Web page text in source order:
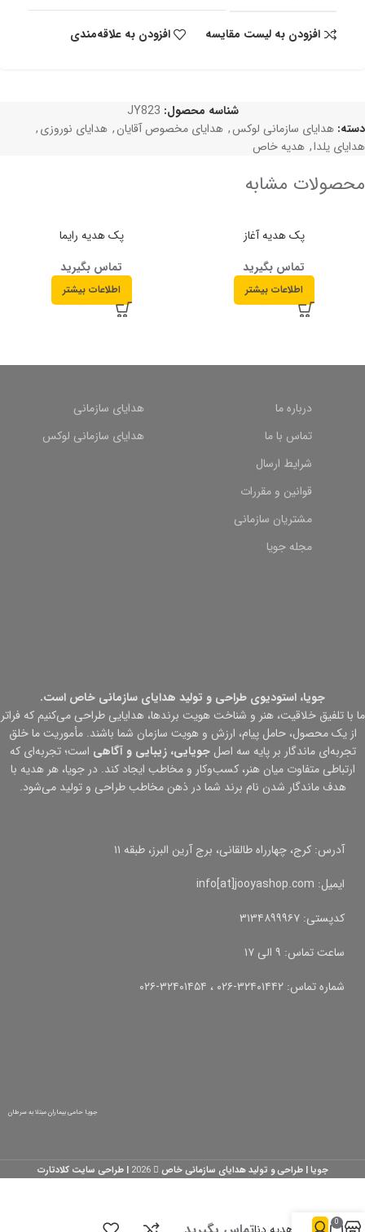
افزودن به لیست مقایسه افزودن به علاقه‌مندی
شناسه محصول: JY823
دسته: هدایای سازمانی لوکس, هدایای مخصوص آقایان, هدایای نوروزی,
هدایای یلدا, هدیه خاص
محصولات مشابه
پک هدیه آغاز
تماس بگیرید
اطلاعات بیشتر
پک هدیه رایما
تماس بگیرید
اطلاعات بیشتر
هدایای سازمانی
هدایای سازمانی لوکس
درباره ما
تماس با ما
شرایط ارسال
قوانین و مقررات
مشتریان سازمانی
مجله جویا
جویا، استودیوی طراحی و تولید هدایای سازمانی خاص است.
ما با تلفیق خلاقیت، هنر و شناخت هویت برندها، هدایایی طراحی می‌کنیم که فراتر
از یک محصول، حامل پیام، ارزش و هویت سازمان شما باشند. مأموریت ما خلق
تجربه‌ای ماندگار بر پایه سه اصلجویایی، زیبایی و آگاهی است؛ تجربه‌ای که
ارتباطی متفاوت میان هنر، کسب‌وکار و مخاطب ایجاد کند. در جویا، هر هدیه با
هدف ماندگار شدن نام برند شما در ذهن مخاطب طراحی و تولید می‌شود.
آدرس: کرج، چهارراه طالقانی، برج آرین البرز، طبقه ۱۱
ایمیل: info[at]jooyashop.com
کدپستی: ۳۱۳۴۸۹۹۹۶۷
ساعت تماس: ۹ الی ۱۷
شماره تماس: ۳۲۴۰۱۴۴۲-۰۲۶ ، ۳۲۴۰۱۴۵۴-۰۲۶
جویا حامی بیماران مبتلا به سرطان
جویا | طراحی و تولید هدایای سازمانی خاص 2026 | طراحی سایت کلادتارت
0